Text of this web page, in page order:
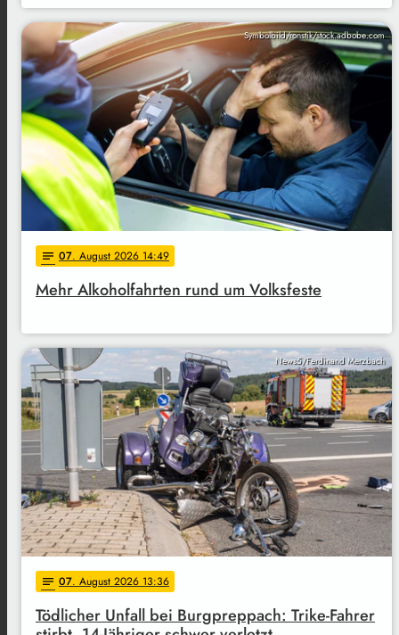
Symbolbild/ronstik/stock.adbobe.com
notes 07. August 2026 14:49
Mehr Alkoholfahrten rund um Volksfeste
News5/Ferdinand Merzbach
notes 07. August 2026 13:36
Tödlicher Unfall bei Burgpreppach: Trike-Fahrer